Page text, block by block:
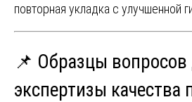
повторная укладка с улучшенной
📌 Образцы вопросов
экспертизы качества